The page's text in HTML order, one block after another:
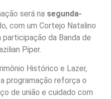
será na segunda-
com um Cortejo Natalino
da Banda de
Piper.
Histórico e Lazer,
programação reforça o
de união e cuidado com